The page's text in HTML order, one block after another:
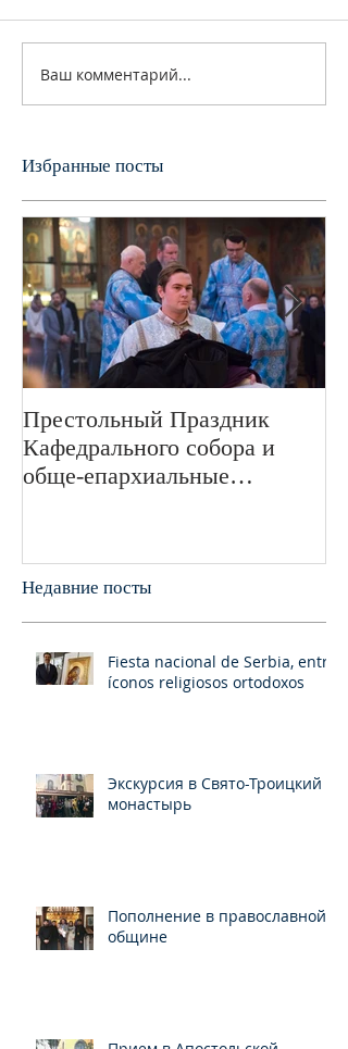
Ваш комментарий...
Избранные посты
Престольный Праздник
Кафедрального собора и
обще-епархиальные
Недавние посты
Fiesta nacional de Serbia, entre
íconos religiosos ortodoxos
Экскурсия в Свято-Троицкий
монастырь
Пополнение в православной
общине